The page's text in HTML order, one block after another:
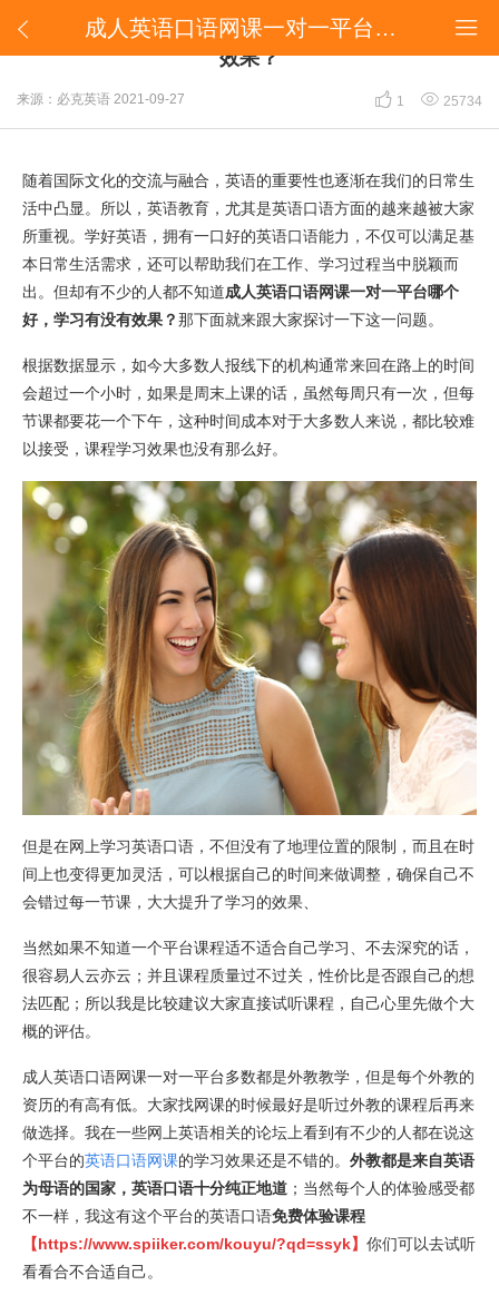
 
​成人英语口语网课一对一平台哪个好，学习有没有效果？
​成人英语口语网课一对一平台哪个好，学习有没有
效果？
来源：必克英语 2021-09-27  1  25734
随着国际文化的交流与融合，英语的重要性也逐渐在我们的日常生
活中凸显。所以，英语教育，尤其是英语口语方面的越来越被大家
所重视。学好英语，拥有一口好的英语口语能力，不仅可以满足基
本日常生活需求，还可以帮助我们在工作、学习过程当中脱颖而
出。但却有不少的人都不知道成人英语口语网课一对一平台哪个
好，学习有没有效果？那下面就来跟大家探讨一下这一问题。
根据数据显示，如今大多数人报线下的机构通常来回在路上的时间
会超过一个小时，如果是周末上课的话，虽然每周只有一次，但每
节课都要花一个下午，这种时间成本对于大多数人来说，都比较难
以接受，课程学习效果也没有那么好。
但是在网上学习英语口语，不但没有了地理位置的限制，而且在时
间上也变得更加灵活，可以根据自己的时间来做调整，确保自己不
会错过每一节课，大大提升了学习的效果、
当然如果不知道一个平台课程适不适合自己学习、不去深究的话，
很容易人云亦云；并且课程质量过不过关，性价比是否跟自己的想
法匹配；所以我是比较建议大家直接试听课程，自己心里先做个大
概的评估。
成人英语口语网课一对一平台多数都是外教教学，但是每个外教的
资历的有高有低。大家找网课的时候最好是听过外教的课程后再来
做选择。我在一些网上英语相关的论坛上看到有不少的人都在说这
个平台的英语口语网课的学习效果还是不错的。 外教都是来自英语
为母语的国家，英语口语十分纯正地道 ；当然每个人的体验感受都
不一样，我这有这个平台的英语口语免费体验课程
【https://www.spiiker.com/kouyu/?qd=ssyk】 你们可以去试听
看看合不合适自己。